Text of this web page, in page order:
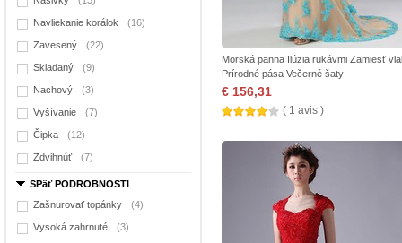
Navliekanie korálok (16)
Zavesený (22)
Skladaný (9)
Nachový (3)
Vyšívanie (7)
Čipka (12)
Zdvihnúť (7)
SPäť PODROBNOSTI
Zašnurovať topánky
(4)
Vysoká zahrnuté (3)
Morská panna Ilúzia rukávmi Zamiesť
Prírodné pása Večerné šaty
€ 156,31
( 1 avis )